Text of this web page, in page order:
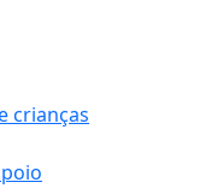
crianças